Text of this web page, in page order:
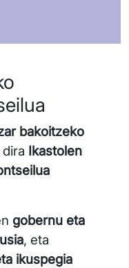
bakoitzeko
Ikastolen
gobernu eta
, eta
ikuspegia